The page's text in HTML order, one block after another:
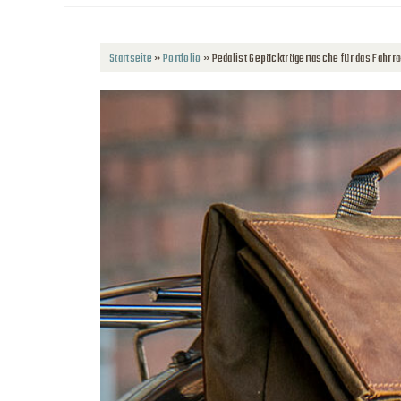
Startseite»Portfolio »Pedalist Gepäckträgertasche für das